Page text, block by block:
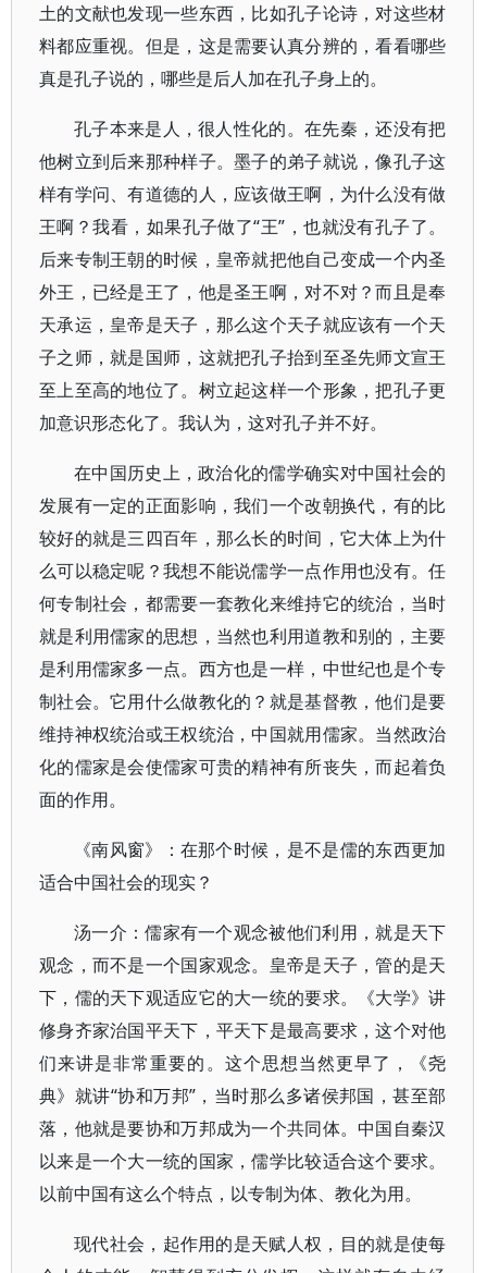
土的文献也发现一些东西，比如孔子论诗，对这些材
料都应重视。但是，这是需要认真分辨的，看看哪些
真是孔子说的，哪些是后人加在孔子身上的。
孔子本来是人，很人性化的。在先秦，还没有把
他树立到后来那种样子。墨子的弟子就说，像孔子这
样有学问、有道德的人，应该做王啊，为什么没有做
王啊？我看，如果孔子做了“王”，也就没有孔子了。
后来专制王朝的时候，皇帝就把他自己变成一个内圣
外王，已经是王了，他是圣王啊，对不对？而且是奉
天承运，皇帝是天子，那么这个天子就应该有一个天
子之师，就是国师，这就把孔子抬到至圣先师文宣王
至上至高的地位了。树立起这样一个形象，把孔子更
加意识形态化了。我认为，这对孔子并不好。
在中国历史上，政治化的儒学确实对中国社会的
发展有一定的正面影响，我们一个改朝换代，有的比
较好的就是三四百年，那么长的时间，它大体上为什
么可以稳定呢？我想不能说儒学一点作用也没有。任
何专制社会，都需要一套教化来维持它的统治，当时
就是利用儒家的思想，当然也利用道教和别的，主要
是利用儒家多一点。西方也是一样，中世纪也是个专
制社会。它用什么做教化的？就是基督教，他们是要
维持神权统治或王权统治，中国就用儒家。当然政治
化的儒家是会使儒家可贵的精神有所丧失，而起着负
面的作用。
《南风窗》：在那个时候，是不是儒的东西更加
适合中国社会的现实？
汤一介：儒家有一个观念被他们利用，就是天下
观念，而不是一个国家观念。皇帝是天子，管的是天
下，儒的天下观适应它的大一统的要求。《大学》讲
修身齐家治国平天下，平天下是最高要求，这个对他
们来讲是非常重要的。这个思想当然更早了，《尧
典》就讲“协和万邦”，当时那么多诸侯邦国，甚至部
落，他就是要协和万邦成为一个共同体。中国自秦汉
以来是一个大一统的国家，儒学比较适合这个要求。
以前中国有这么个特点，以专制为体、教化为用。
现代社会，起作用的是天赋人权，目的就是使每